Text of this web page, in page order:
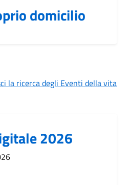
domicilio
la ricerca degli Eventi della vita
2026